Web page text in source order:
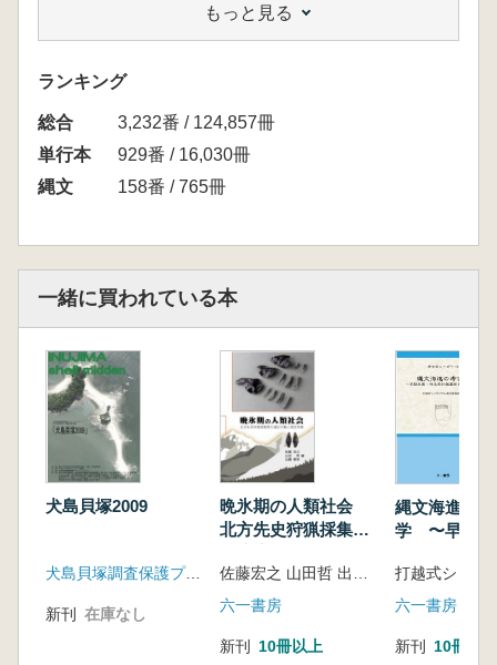
う、先史人の生業活動を考える上で、重要な遺
跡であることがわかってきた。本書はプロジェ
クト・チームがこれまで2008年度に、 2回にわ
たって実施してきた研究会・講演会の記録集で
ある。
I 第1 回研究会・講演会
犬島貝塚の土器 松本安紀彦
犬島貝塚の炭素14 年代測定 遠部慎
犬島貝塚の三次元計測 小谷明治
第1 回研究会/講演会総合討論
コラム 旅する小さな博物館―豊島のトランク
― 市村康
直島町寺島採集の縄文時代遺物 小野伸・遠部
熱気を感じた犬島貝塚講演会 竹内信三
犬島時間 編集部
犬島貝塚の姿 在本桂子
II 第2 回研究会・講演会
もっと見る
ランキング
総合
3,232番 / 124,857冊
単行本
929番 / 16,030冊
縄文
158番 / 765冊
一緒に買われている本
犬島貝塚2009
犬島貝塚調査保護プロジェクトチーム
新刊 在庫なし
晩氷期の人類社会
北方先史狩猟採集民
態
佐藤宏之 山田哲 出穂雅実 編
六一書房
新刊 10冊以上
縄文海進の
学 〜早期末
時代〜
六一書房
新刊 10冊以上